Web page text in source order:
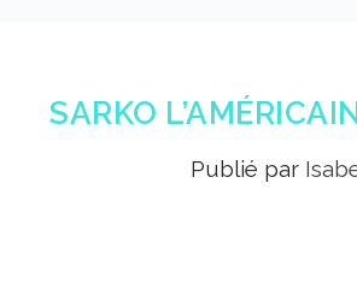
SARKO
Publié par